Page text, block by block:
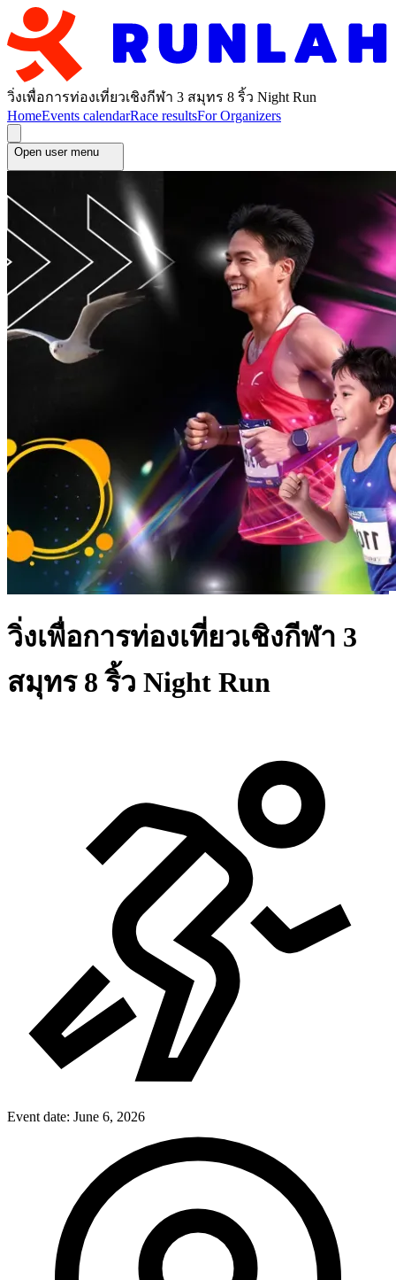
วิ่งเพื่อการท่องเที่ยวเชิงกีฬา 3 สมุทร 8 ริ้ว Night Run
HomeEvents calendarRace resultsFor Organizers
Open user menu
วิ่งเพื่อการท่องเที่ยวเชิงกีฬา 3
สมุทร 8 ริ้ว Night Run
Event date: June 6, 2026